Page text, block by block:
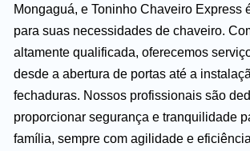
Mongaguá, e Toninho Chaveiro Express
para suas necessidades de chaveiro.
altamente qualificada, oferecemos
desde a abertura de portas até a
fechaduras. Nossos profissionais são
proporcionar segurança e tranquilidade
família, sempre com agilidade e